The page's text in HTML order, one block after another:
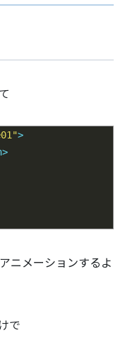
>
ニメーションするよ
で